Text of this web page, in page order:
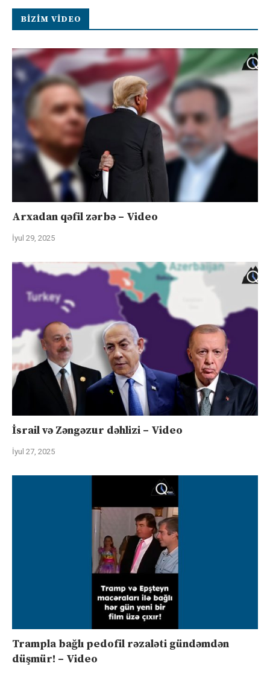
BIZIM VIDEO
Arxadan qəfil zərbə – Video
İyul 29, 2025
İsrail və Zəngəzur dəhlizi – Video
İyul 27, 2025
Trampla bağlı pedofil rəzaləti gündəmdən
düşmür! – Video